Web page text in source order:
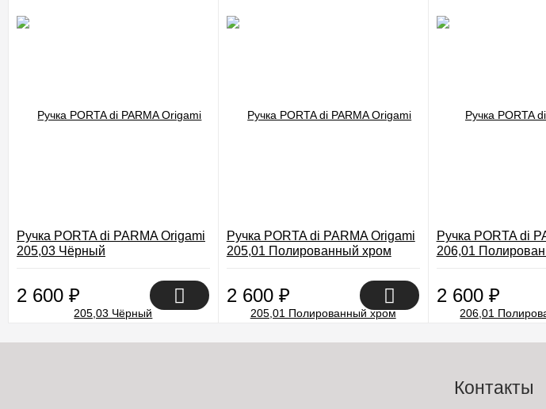
Ручка PORTA di PARMA Origami
205,03 Чёрный
2 600 ₽
Ручка PORTA di PARMA Origami
205,01 Полированный хром
2 600 ₽
Ручка PORTA di
206,01
2 600 ₽
Контакты